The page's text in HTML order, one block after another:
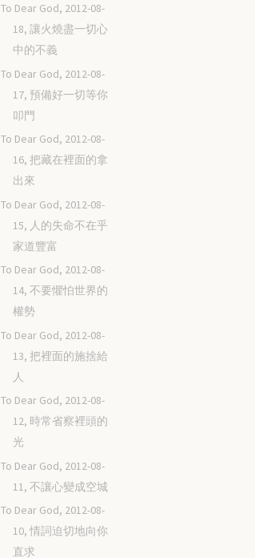
To Dear God, 2012-08-
18, 讓火燒盡一切心
中的不義
To Dear God, 2012-08-
17, 預備好一切等你
叩門
To Dear God, 2012-08-
16, 把藏在裡面的拿
出來
To Dear God, 2012-08-
15, 人的失命不在乎
家道豐富
To Dear God, 2012-08-
14, 不要懼怕世界的
權勢
To Dear God, 2012-08-
13, 把裡面的施捨給
人
To Dear God, 2012-08-
12, 時常省察裡頭的
光
To Dear God, 2012-08-
11, 不讓心變成空城
To Dear God, 2012-08-
10, 情詞迫切地向你
直求